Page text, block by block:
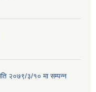
२०७९/३/१० मा सम्पन्न